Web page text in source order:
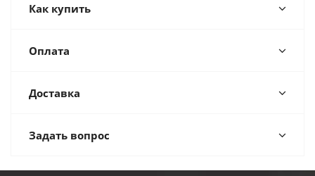
Как купить
Оплата
Доставка
Задать вопрос